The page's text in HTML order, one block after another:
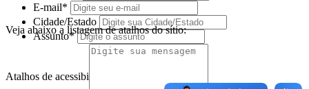
E-mail*
Cidade/Estado
Assunto*
Veja abaixo a listagem de atalhos do sítio:
Atalhos de acessibilidade